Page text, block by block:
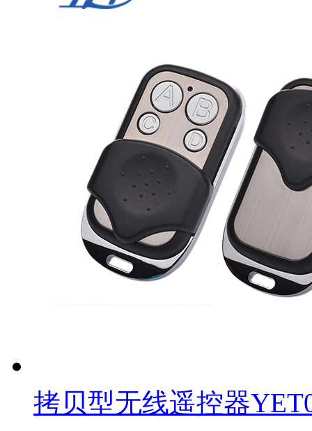
拷贝型无线遥控器